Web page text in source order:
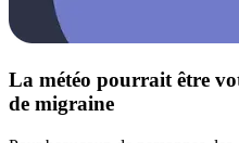
La météo pourrait être
de migraine